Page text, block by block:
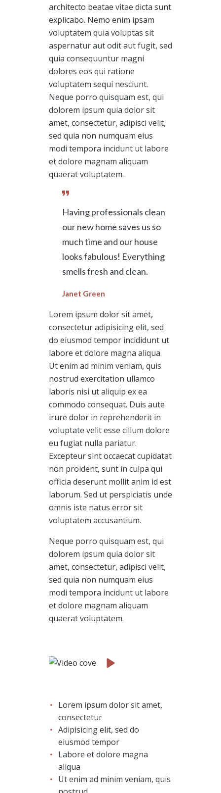
architecto beatae vitae dicta sunt
explicabo. Nemo enim ipsam
voluptatem quia voluptas sit
aspernatur aut odit aut fugit, sed
quia consequuntur magni
dolores eos qui ratione
voluptatem sequi nesciunt.
Neque porro quisquam est, qui
dolorem ipsum quia dolor sit
amet, consectetur, adipisci velit,
sed quia non numquam eius
modi tempora incidunt ut labore
et dolore magnam aliquam
quaerat voluptatem.
Having professionals clean
our new home saves us so
much time and our house
looks fabulous! Everything
smells fresh and clean.
Janet Green
Lorem ipsum dolor sit amet,
consectetur adipisicing elit, sed
do eiusmod tempor incididunt ut
labore et dolore magna aliqua.
Ut enim ad minim veniam, quis
nostrud exercitation ullamco
laboris nisi ut aliquip ex ea
commodo consequat. Duis aute
irure dolor in reprehenderit in
voluptate velit esse cillum dolore
eu fugiat nulla pariatur.
Excepteur sint occaecat cupidatat
non proident, sunt in culpa qui
officia deserunt mollit anim id est
laborum. Sed ut perspiciatis unde
omnis iste natus error sit
voluptatem accusantium.
Neque porro quisquam est, qui
dolorem ipsum quia dolor sit
amet, consectetur, adipisci velit,
sed quia non numquam eius
modi tempora incidunt ut labore
et dolore magnam aliquam
quaerat voluptatem.
Lorem ipsum dolor sit amet,
consectetur
Adipisicing elit, sed do
eiusmod tempor
Labore et dolore magna
aliqua
Ut enim ad minim veniam, quis